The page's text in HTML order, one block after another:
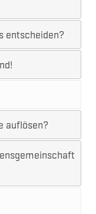
entscheiden?
auflösen?